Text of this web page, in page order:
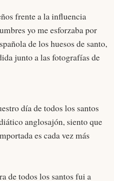
frente a la influencia
yo me esforzaba por
de los huesos de santo,
junto a las fotografías de
día de todos los santos
anglosajón, siento que
es cada vez más
de todos los santos fui a